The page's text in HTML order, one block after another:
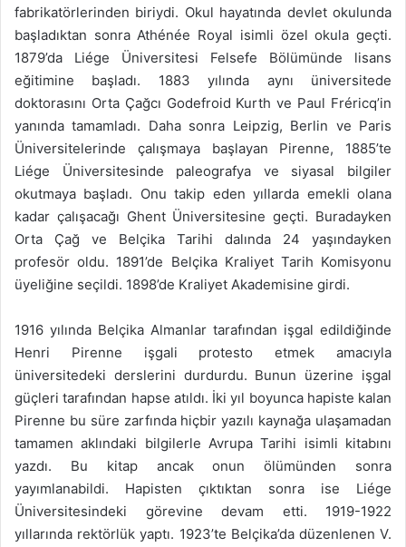
fabrikatörlerinden biriydi. Okul hayatında devlet okulunda
başladıktan sonra Athénée Royal isimli özel okula geçti.
1879’da Liége Üniversitesi Felsefe Bölümünde lisans
eğitimine başladı. 1883 yılında aynı üniversitede
doktorasını Orta Çağcı Godefroid Kurth ve Paul Fréricq’in
yanında tamamladı. Daha sonra Leipzig, Berlin ve Paris
Üniversitelerinde çalışmaya başlayan Pirenne, 1885’te
Liége Üniversitesinde paleografya ve siyasal bilgiler
okutmaya başladı. Onu takip eden yıllarda emekli olana
kadar çalışacağı Ghent Üniversitesine geçti. Buradayken
Orta Çağ ve Belçika Tarihi dalında 24 yaşındayken
profesör oldu. 1891’de Belçika Kraliyet Tarih Komisyonu
üyeliğine seçildi. 1898’de Kraliyet Akademisine girdi.
1916 yılında Belçika Almanlar tarafından işgal edildiğinde
Henri Pirenne işgali protesto etmek amacıyla
üniversitedeki derslerini durdurdu. Bunun üzerine işgal
güçleri tarafından hapse atıldı. İki yıl boyunca hapiste kalan
Pirenne bu süre zarfında hiçbir yazılı kaynağa ulaşamadan
tamamen aklındaki bilgilerle Avrupa Tarihi isimli kitabını
yazdı. Bu kitap ancak onun ölümünden sonra
yayımlanabildi. Hapisten çıktıktan sonra ise Liége
Üniversitesindeki görevine devam etti. 1919-1922
yıllarında rektörlük yaptı. 1923’te Belçika’da düzenlenen V.